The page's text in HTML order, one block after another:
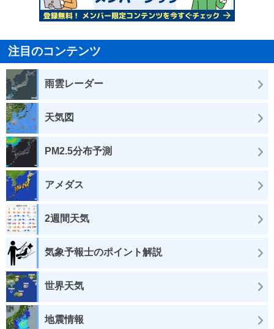
注目のコンテンツ
雨雲レーダー
天気図
PM2.5分布予測
アメダス
2週間天気
気象予報士のポイント解説
世界天気
地震情報